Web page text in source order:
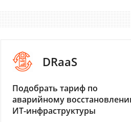
DRaaS
Подобрать тариф по
аварийному
ИТ-инфраструктуры